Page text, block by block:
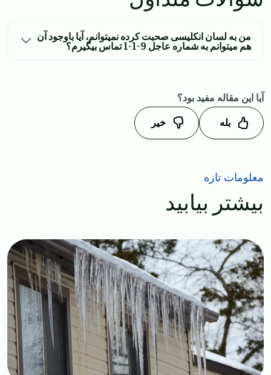
من به لسان انکلیسی صحبت کرده نمیتوانم، آیا باوجود آن
هم میتوانم به شماره عاجل 9-1-1 تماس بیگیرم؟
آیا این مقاله مفید بود؟
بله
خیر
معلومات تازه
بیشتر بیابید
Image